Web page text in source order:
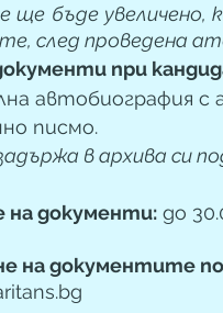
ще бъде
след проведена
при
автобиография с
писмо.
в архива си
на документи: до
на документите